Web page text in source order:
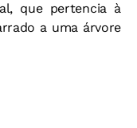
que pertencia à
a uma árvore